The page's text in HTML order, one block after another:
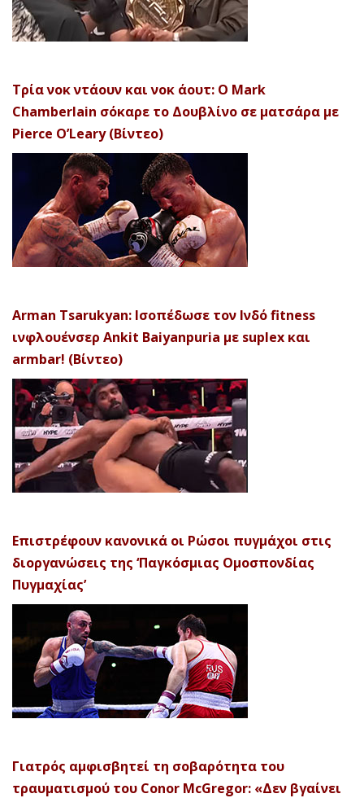
Τρία νοκ ντάουν και νοκ άουτ: Ο Mark
Chamberlain σόκαρε το Δουβλίνο σε ματσάρα με
Pierce O’Leary (Βίντεο)
Arman Tsarukyan: Ισοπέδωσε τον Ινδό fitness
ινφλουένσερ Ankit Baiyanpuria με suplex και
armbar! (Βίντεο)
Επιστρέφουν κανονικά οι Ρώσοι πυγμάχοι στις
διοργανώσεις της ‘Παγκόσμιας Ομοσπονδίας
Πυγμαχίας’
Γιατρός αμφισβητεί τη σοβαρότητα του
τραυματισμού του Conor McGregor: «Δεν βγαίνει